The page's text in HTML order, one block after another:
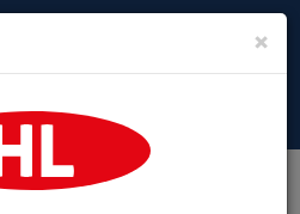
Toggle
×